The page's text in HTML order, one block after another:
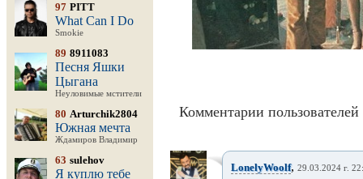
97 PITT
What Can I Do
Smokie
89 8911083
Песня Яшки
Цыгана
Неуловимые мстители
80 Arturchik2804
Южная мечта
Ждамиров Владимир
63 sulehov
Я куплю тебе
Комментарии пользователей
LonelyWoolf, 29.03.2024 г.